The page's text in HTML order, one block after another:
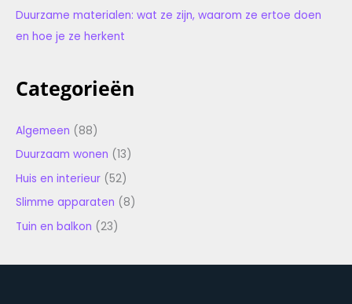
Duurzame materialen: wat ze zijn, waarom ze ertoe doen
en hoe je ze herkent
Categorieën
Algemeen (88)
Duurzaam wonen (13)
Huis en interieur (52)
Slimme apparaten (8)
Tuin en balkon (23)